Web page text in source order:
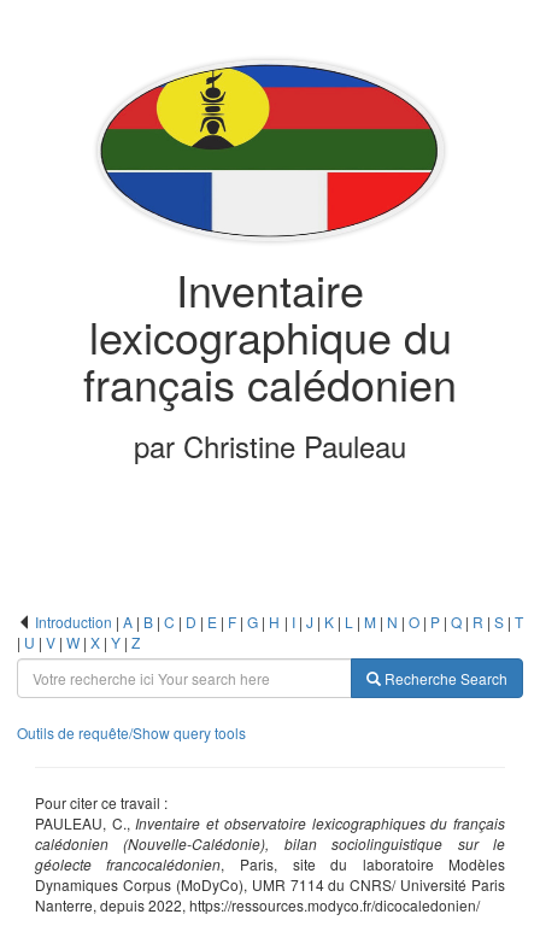
Inventaire
lexicographique du
français calédonien
par Christine Pauleau
Introduction |A | B |C | D | E | F |G | H | I| J | K| L | M| N | O| P|Q | R |S |T
| U | V| W| X| Y| Z
Recherche Search
Outils de requête/Show query tools
Pour citer ce travail :
PAULEAU, C., Inventaire et observatoire lexicographiques du français
calédonien (Nouvelle-Calédonie), bilan sociolinguistique sur le
géolecte francocalédonien, Paris, site du laboratoire Modèles
Dynamiques Corpus (MoDyCo), UMR 7114 du CNRS/ Université Paris
Nanterre, depuis 2022, https://ressources.modyco.fr/dicocaledonien/